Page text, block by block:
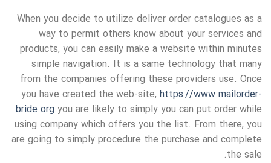
When you decide to utilize deliver order catalogues as a
way to permit others know about your services and
products, you can easily make a website within minutes
simple navigation. It is a same technology that many
from the companies offering these providers use. Once
you have created the web-site, https://www.mailorder-
bride.org you are likely to simply you can put order while
using company which offers you the list. From there, you
are going to simply procedure the purchase and complete
the sale.